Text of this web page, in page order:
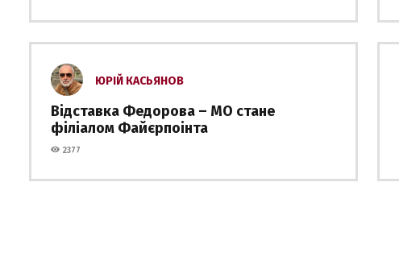
ЮРІЙ КАСЬЯНОВ
Відставка Федорова – МО стане
філіалом Файєрпоінта
2377